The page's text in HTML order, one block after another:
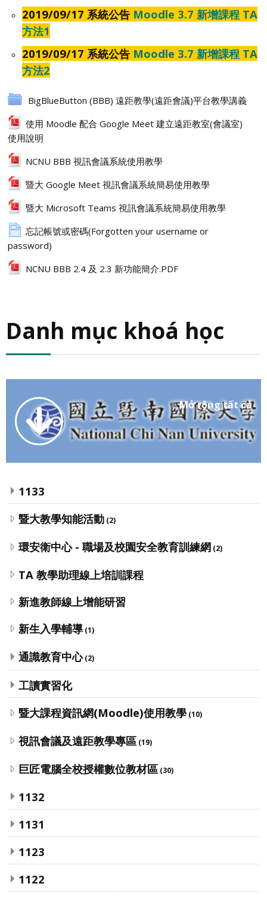
2019/09/17 系統公告 Moodle 3.7 新增課程 TA
方法1
2019/09/17 系統公告 Moodle 3.7 新增課程 TA
方法2
BigBlueButton (BBB) 遠距教學(遠距會議)平台教學講義
使用 Moodle 配合 Google Meet 建立遠距教室(會議室)
使用說明
NCNU BBB 視訊會議系統使用教學
暨大 Google Meet 視訊會議系統簡易使用教學
暨大 Microsoft Teams 視訊會議系統簡易使用教學
忘記帳號或密碼(Forgotten your username or
password)
NCNU BBB 2.4 及 2.3 新功能簡介.PDF
Danh mục khoá học
Mở rộng tất cả
1133
暨大教學知能活動 (2)
環安衛中心 - 職場及校園安全教育訓練網 (2)
TA 教學助理線上培訓課程
新進教師線上增能研習
新生入學輔導 (1)
通識教育中心(2)
工讀實習化
暨大課程資訊網(Moodle)使用教學 (10)
視訊會議及遠距教學專區 (19)
巨匠電腦全校授權數位教材區 (30)
1132
1131
1123
1122